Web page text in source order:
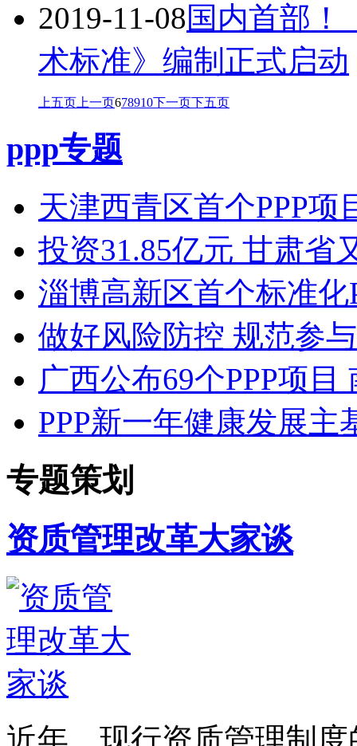
2019-11-08国内首部！
术标准》编制正式启动
上五页 上一页678910下一页下五页
ppp专题
天津西青区首个PPP项
投资31.85亿元 甘肃省
淄博高新区首个标准化
做好风险防控 规范参
广西公布69个PPP项
PPP新一年健康发展
专题策划
资质管理改革大家谈
近年，现行资质管理制